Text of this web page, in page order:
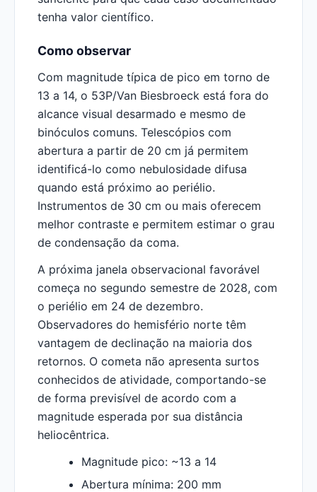
tenha valor científico.
Como observar
Com magnitude típica de pico em torno de
13 a 14, o 53P/Van Biesbroeck está fora do
alcance visual desarmado e mesmo de
binóculos comuns. Telescópios com
abertura a partir de 20 cm já permitem
identificá-lo como nebulosidade difusa
quando está próximo ao periélio.
Instrumentos de 30 cm ou mais oferecem
melhor contraste e permitem estimar o grau
de condensação da coma.
A próxima janela observacional favorável
começa no segundo semestre de 2028, com
o periélio em 24 de dezembro.
Observadores do hemisfério norte têm
vantagem de declinação na maioria dos
retornos. O cometa não apresenta surtos
conhecidos de atividade, comportando-se
de forma previsível de acordo com a
magnitude esperada por sua distância
heliocêntrica.
Magnitude pico: ~13 a 14
Abertura mínima: 200 mm